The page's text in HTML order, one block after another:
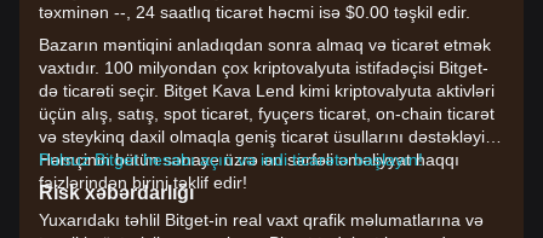
təxminən --, 24 saatlıq ticarət həcmi isə $0.00 təşkil edir.
Bazarın məntiqini anladıqdan sonra almaq və ticarət etmək
vaxtıdır. 100 milyondan çox kriptovalyuta istifadəçisi Bitget-
də ticarəti seçir. Bitget Kava Lend kimi kriptovalyuta aktivləri
üçün alış, satış, spot ticarət, fyuçers ticarət, on-chain ticarət
və steykinq daxil olmaqla geniş ticarət üsullarını dəstəkləyir.
Həmçinin bütün sənaye üzrə ən sərfəli əməliyyat haqqı
faizlərindən birini təklif edir!
Pulsuz Bitget hesabı açın və indi ticarətə başlayın!
Risk xəbərdarlığı
Yuxarıdakı təhlil Bitget-in real vaxt qrafik məlumatlarına və